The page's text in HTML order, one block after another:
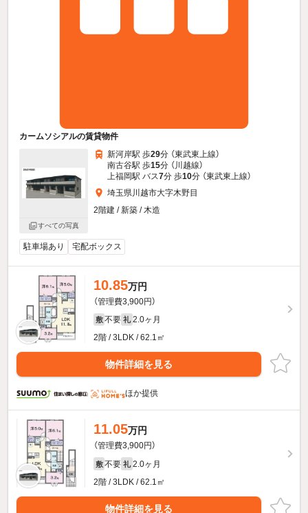
カームソシアルの賃貸物件
すべての写真
新河岸駅 歩29分 （東武東上線）
南古谷駅 歩15分 （川越線）
上福岡駅 バス7分 歩10分 （東武東上線）
埼玉県川越市大字木野目
2階建 / 新築 / 木造
駐車場あり 宅配ボックス
10.85万円
（管理費3,900円）
敷 不要 礼 2.0ヶ月
2階 / 3LDK / 62.1㎡
物件詳細を見る
ほか提供
11.05万円
（管理費3,900円）
敷 不要 礼 2.0ヶ月
2階 / 3LDK / 62.1㎡
物件詳細を見る